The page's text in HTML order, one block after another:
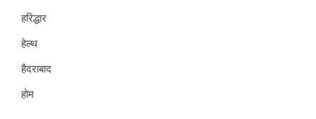
हरिद्धार
हेल्थ
हैदराबाद
होम